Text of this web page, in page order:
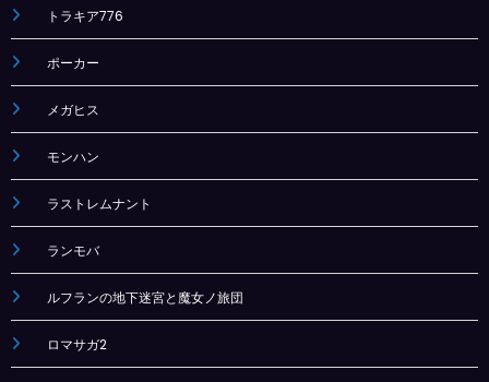
トラキア776
ポーカー
メガヒス
モンハン
ラストレムナント
ランモバ
ルフランの地下迷宮と魔女ノ旅団
ロマサガ2